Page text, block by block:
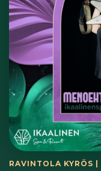
RAVINTOLA KYRÖS